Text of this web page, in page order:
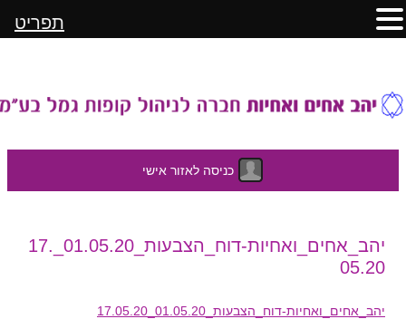
כניסה לאזור אישי
לתוכן
יהב_אחים_ואחיות-דוח_הצבעות_01.05.20_17.
05.20
יהב_אחים_ואחיות-דוח_הצבעות_01.05.20_17.05.20
תפריט